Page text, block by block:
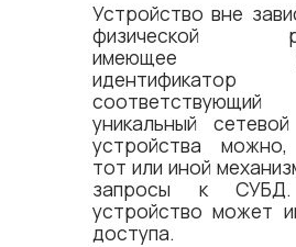
Устройство вне
физической
имеющее
уникальный
устройства можно,
тот или иной
запросы к
устройство может
доступа.